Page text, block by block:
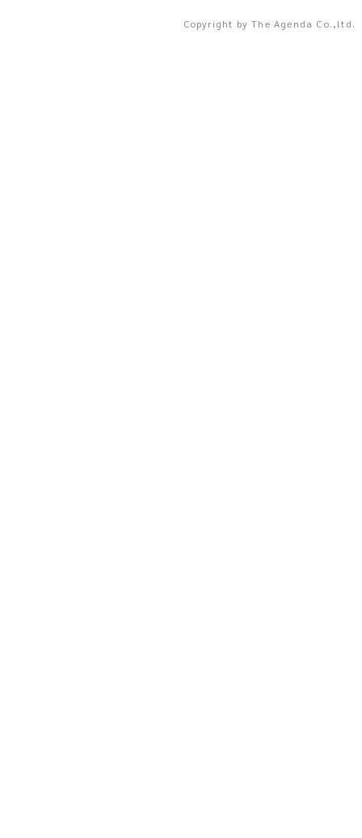
Copyright by The Agenda Co.,ltd.